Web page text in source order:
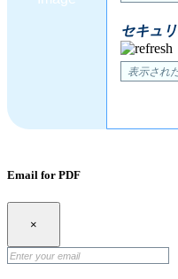
セキュ
Email for PDF
×